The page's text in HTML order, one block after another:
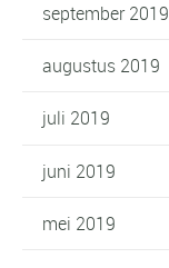
september 2019
augustus 2019
juli 2019
juni 2019
mei 2019